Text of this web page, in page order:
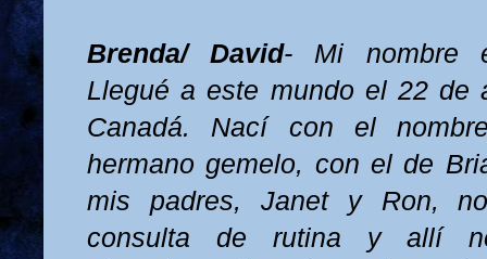
Brenda/ David- Mi nombre
Llegué a este mundo el 22 de
Canadá. Nací con el
hermano gemelo, con el de
mis padres, Janet y Ron,
consulta de rutina y allí